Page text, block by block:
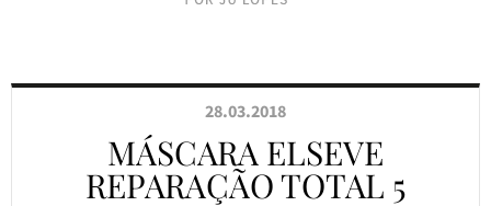
28.03.2018
MÁSCARA ELSEVE
REPARAÇÃO TOTAL 5